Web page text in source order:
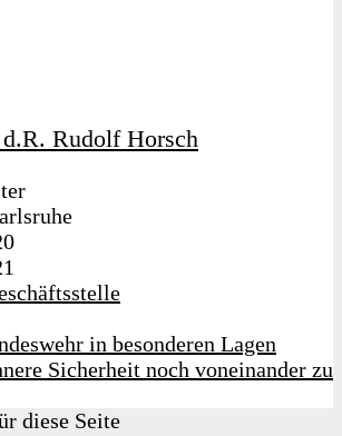
Rudolf Horsch
in besonderen Lagen
Sicherheit noch voneinander zu
diese Seite